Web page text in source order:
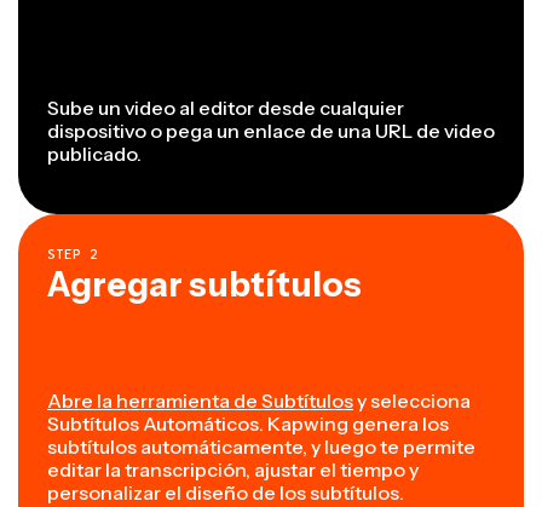
Sube un video al editor desde cualquier
dispositivo o pega un enlace de una URL de video
publicado.
STEP 2
Agregar subtítulos
Abre la herramienta de Subtítulosy selecciona
Subtítulos Automáticos. Kapwing genera los
subtítulos automáticamente, y luego te permite
editar la transcripción, ajustar el tiempo y
personalizar el diseño de los subtítulos.